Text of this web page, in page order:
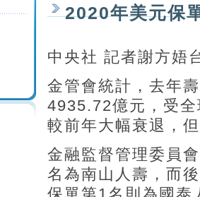
2020年美元保
中央社 記者謝方娪
金管會統計，去年
4935.72億元，受
較前年大幅衰退，
金融監督管理委員
名為南山人壽，而